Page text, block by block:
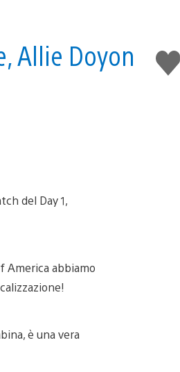
Mi
piace
Allie Doyon
del Day 1,
America abbiamo
è una vera